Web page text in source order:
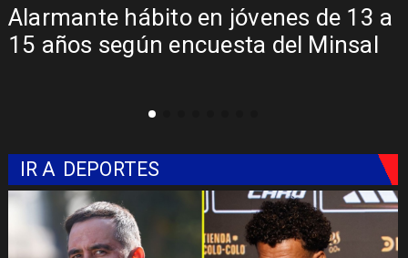
Alarmante hábito en jóvenes de 13 a
15 años según encuesta del Minsal
IR A DEPORTES